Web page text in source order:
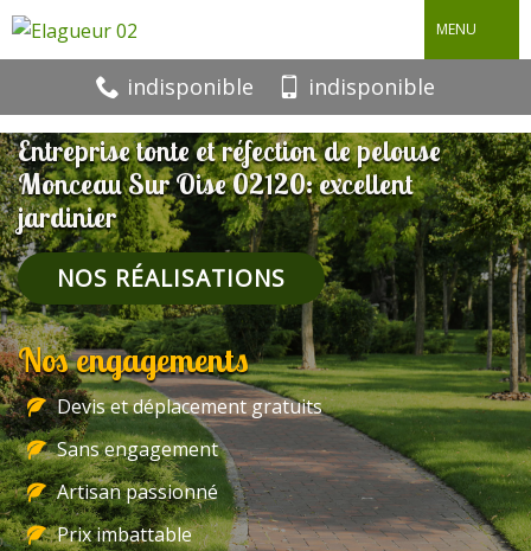
MENU
indisponible indisponible
Entreprise tonte et réfection de pelouse
Monceau Sur Oise 02120: excellent
jardinier
NOS RÉALISATIONS
Nos engagements
Devis et déplacement gratuits
Sans engagement
Artisan passionné
Prix imbattable